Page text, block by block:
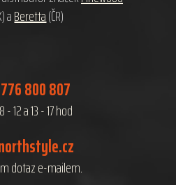
aBeretta(ČR)
800 807
- 12 a 13 - 17 hod
dotaz e-mailem.